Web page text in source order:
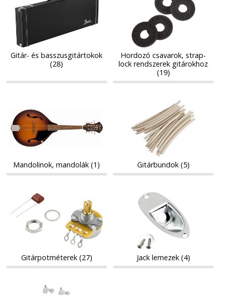
basszusgitártokok
és
basszusgitártokok
Gitár- és basszusgitártokok
(28)
rendszerek
gitárokhoz
rendszerek
gitárokhoz
Hordozó csavarok, strap-
lock rendszerek gitárokhoz
(19)
mandolák
mandolák
Mandolinok, mandolák (1) Gitárbundok (5)
Gitárpotméterek
Gitárpotméterek
Gitárpotméterek (27)
lemezek
lemezek
Jack lemezek (4)
Gitárhangoló
Gitárhangoló